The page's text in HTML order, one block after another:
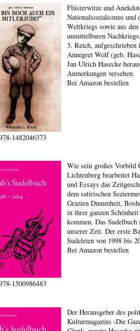
1482046373
Flüsterwitze und
Nationalsozialismus und
Weltkriegs sowie aus
unmittelbaren
3. Reich, aufgeschrieben
Annegret Wolf (geb.
Jan Ulrich Hasecke
Anmerkungen versehen.
Bei Amazon bestellen
1500986483
Wie sein großes Vorbild
Lichtenberg bearbeitet
und Essays das
dem satirischen
Grazien Dummheit,
in ihrer ganzen
kommen. Das
unserer Zeit. Der erste
Sudeleien von 1998 bis
Bei Amazon bestellen
Der Herausgeber des
Kulturmagazins ›Die